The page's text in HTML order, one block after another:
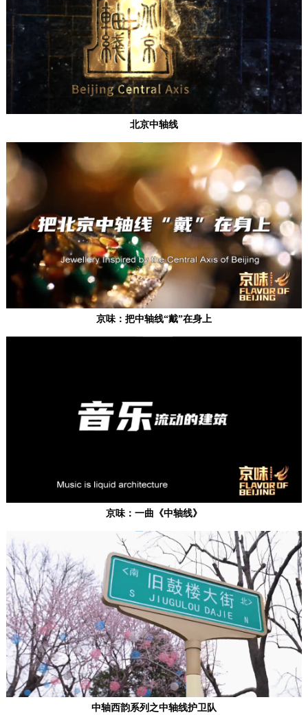
北京中轴线
京味：把中轴线“戴”在身上
京味：一曲《中轴线》
中轴西韵系列之中轴线护卫队